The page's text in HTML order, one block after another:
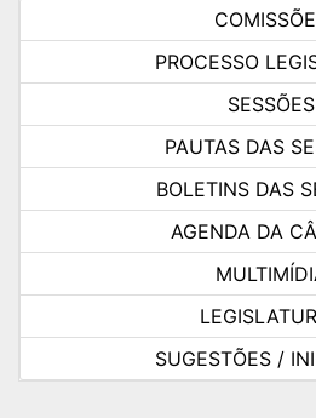
PROCESSO
SESSÕES
PAUTAS DAS
BOLETINS DAS
AGENDA DA
SUGESTÕES /